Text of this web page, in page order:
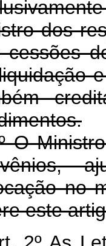
dos
cessões
O
no
este